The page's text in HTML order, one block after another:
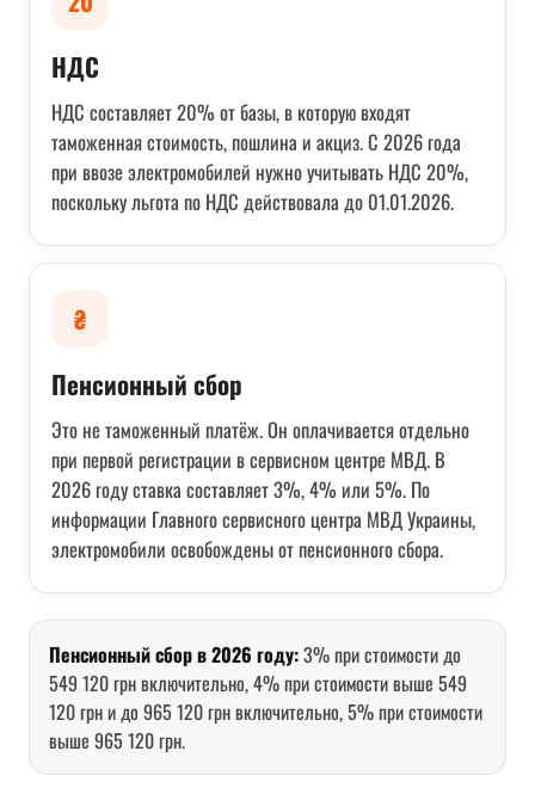
НДС
НДС составляет 20% от базы, в которую входят
таможенная стоимость, пошлина и акциз. С 2026 года
при ввозе электромобилей нужно учитывать НДС 20%,
поскольку льгота по НДС действовала до 01.01.2026.
₴
Пенсионный сбор
Это не таможенный платёж. Он оплачивается отдельно
при первой регистрации в сервисном центре МВД. В
2026 году ставка составляет 3%, 4% или 5%. По
информации Главного сервисного центра МВД Украины,
электромобили освобождены от пенсионного сбора.
Пенсионный сбор в 2026 году:3% при стоимости до
549 120 грн включительно, 4% при стоимости выше 549
120 грн и до 965 120 грн включительно, 5% при стоимости
выше 965 120 грн.